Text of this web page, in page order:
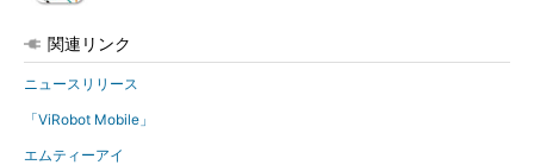
関連リンク
ニュースリリース
「ViRobot Mobile」
エムティーアイ